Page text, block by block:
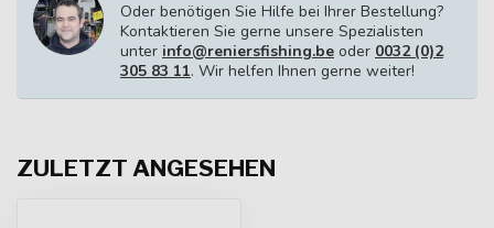
Oder benötigen Sie Hilfe bei Ihrer Bestellung?
Kontaktieren Sie gerne unsere Spezialisten
unter info@reniersfishing.be oder 0032 (0)2
305 83 11. Wir helfen Ihnen gerne weiter!
ZULETZT ANGESEHEN